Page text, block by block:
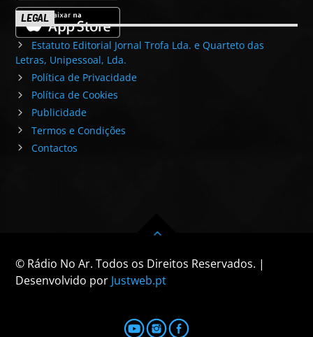
LEGAL
Estatuto Editorial Jornal Trofa Lda. e Quarteto das
Letras, Unipessoal, Lda.
Política de Privacidade
Política de Cookies
Publicidade
Termos e Condições
Contactos
© Rádio No Ar. Todos os Direitos Reservados. |
Desenvolvido por Justweb.pt